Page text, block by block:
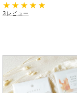
3レビュー